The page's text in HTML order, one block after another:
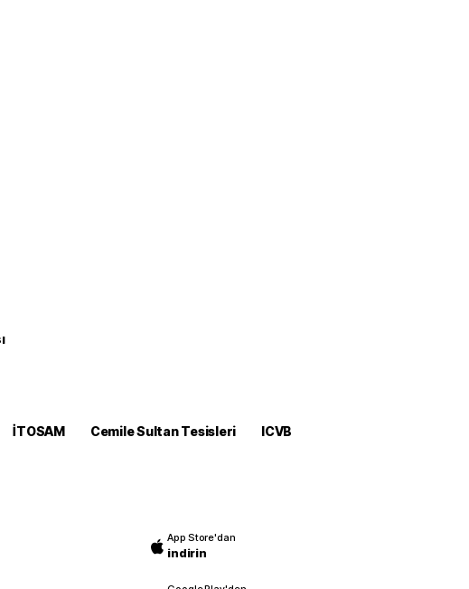
İTOSAM Cemile Sultan Tesisleri
ICVB
App Store'dan
indirin